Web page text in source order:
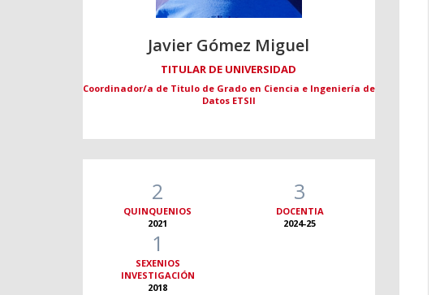
Javier Gómez Miguel
TITULAR DE UNIVERSIDAD
Coordinador/a de Titulo de Grado en Ciencia e Ingeniería de
Datos ETSII
2
QUINQUENIOS
2021
3
DOCENTIA
2024-25
1
SEXENIOS
INVESTIGACIÓN
2018